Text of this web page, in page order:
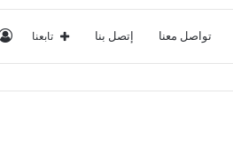
تواصل معنا إتصل بنا تابعنا